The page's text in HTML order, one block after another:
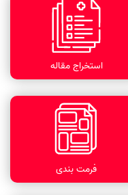
استخراج مقاله
فرمت بندی